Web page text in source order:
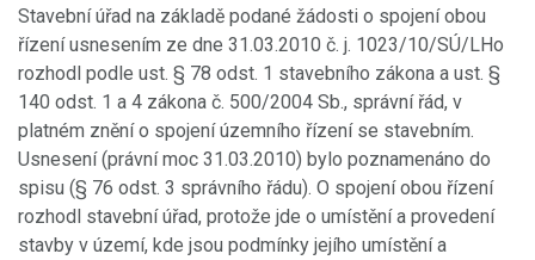
Stavební úřad na základě podané žádosti o spojení obou
řízení usnesením ze dne 31.03.2010 č. j. 1023/10/SÚ/LHo
rozhodl podle ust. § 78 odst. 1 stavebního zákona a ust. §
140 odst. 1 a 4 zákona č. 500/2004 Sb., správní řád, v
platném znění o spojení územního řízení se stavebním.
Usnesení (právní moc 31.03.2010) bylo poznamenáno do
spisu (§ 76 odst. 3 správního řádu). O spojení obou řízení
rozhodl stavební úřad, protože jde o umístění a provedení
stavby v území, kde jsou podmínky jejího umístění a